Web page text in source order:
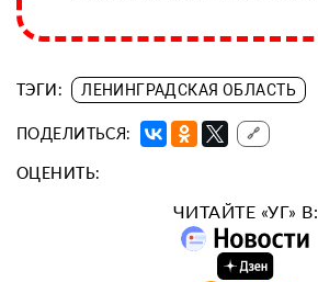
ТЭГИ: ЛЕНИНГРАДСКАЯ ОБЛАСТЬ
ПОДЕЛИТЬСЯ: 🔗
ОЦЕНИТЬ:
ЧИТАЙТЕ «УГ» В: